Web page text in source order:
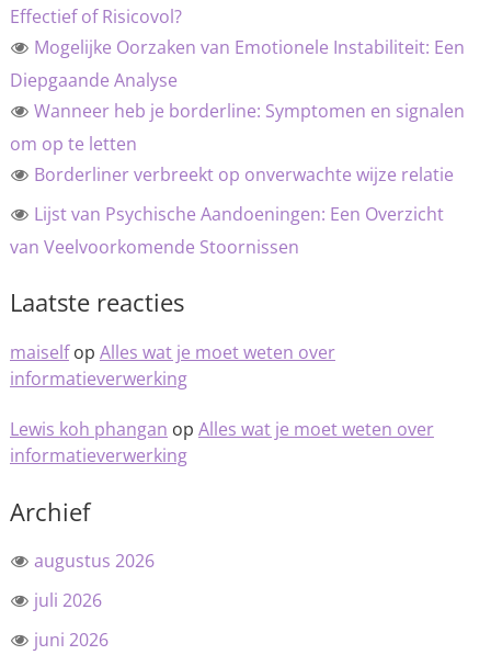
Effectief of Risicovol?
Mogelijke Oorzaken van Emotionele Instabiliteit: Een
Diepgaande Analyse
Wanneer heb je borderline: Symptomen en signalen
om op te letten
Borderliner verbreekt op onverwachte wijze relatie
Lijst van Psychische Aandoeningen: Een Overzicht
van Veelvoorkomende Stoornissen
Laatste reacties
maiselfop Alles wat je moet weten over
informatieverwerking
Lewis koh phangan op Alles wat je moet weten over
informatieverwerking
Archief
augustus 2026
juli 2026
juni 2026